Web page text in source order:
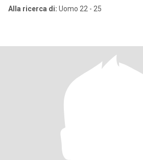
Alla ricerca di: Uomo 22 - 25